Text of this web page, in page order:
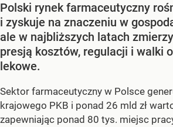
Polski rynek farmaceutyczny
i zyskuje na znaczeniu w
ale w najbliższych latach
presją kosztów, regulacji i walki
lekowe.
Sektor farmaceutyczny w Polsce
krajowego PKB i ponad 26 mld zł
zapewniając ponad 80 tys. miejsc